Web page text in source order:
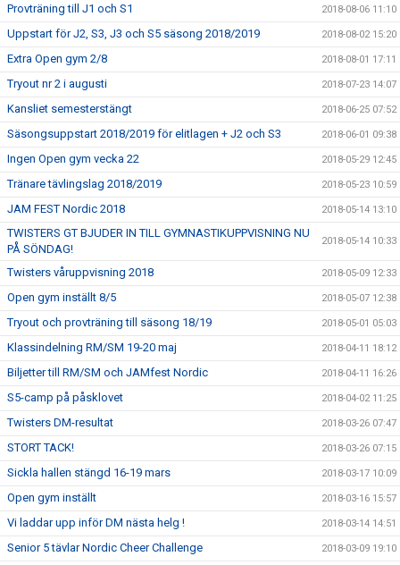
Provträning till J1 och S1 2018-08-06 11:10
Uppstart för J2, S3, J3 och S5 säsong 2018/2019 2018-08-02 15:20
Extra Open gym 2/8 2018-08-01 17:11
Tryout nr 2 i augusti 2018-07-23 14:07
Kansliet semesterstängt 2018-06-25 07:52
Säsongsuppstart 2018/2019 för elitlagen + J2 och S3 2018-06-01 09:38
Ingen Open gym vecka 22 2018-05-29 12:45
Tränare tävlingslag 2018/2019 2018-05-23 10:59
JAM FEST Nordic 2018 2018-05-14 13:10
TWISTERS GT BJUDER IN TILL GYMNASTIKUPPVISNING NU
PÅ SÖNDAG!
2018-05-14 10:33
Twisters våruppvisning 2018 2018-05-09 12:33
Open gym inställt 8/5 2018-05-07 12:38
Tryout och provträning till säsong 18/19 2018-05-01 05:03
Klassindelning RM/SM 19-20 maj 2018-04-11 18:12
Biljetter till RM/SM och JAMfest Nordic 2018-04-11 16:26
S5-camp på påsklovet 2018-04-02 11:25
Twisters DM-resultat 2018-03-26 07:47
STORT TACK! 2018-03-26 07:15
Sickla hallen stängd 16-19 mars 2018-03-17 10:09
Open gym inställt 2018-03-16 15:57
Vi laddar upp inför DM nästa helg ! 2018-03-14 14:51
Senior 5 tävlar Nordic Cheer Challenge 2018-03-09 19:10